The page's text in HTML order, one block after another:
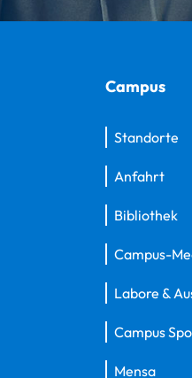
Campus
Standorte
Anfahrt
Bibliothek
Campus-
Labore &
Campus
Mensa